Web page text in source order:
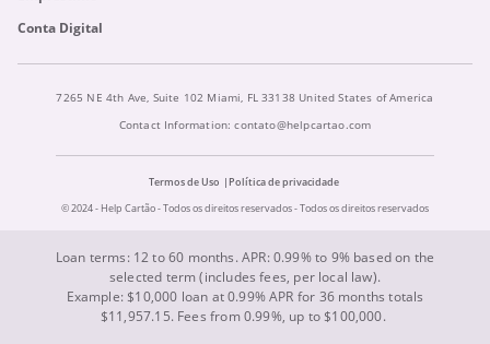
Conta Digital
7265 NE 4th Ave, Suite 102 Miami, FL 33138 United States of America
Contact Information:contato@helpcartao.com
Termos de Uso
Política de privacidade
© 2024 - Help Cartão - Todos os direitos reservados - Todos os direitos reservados
Loan terms: 12 to 60 months. APR: 0.99% to 9% based on the
selected term (includes fees, per local law).
Example: $10,000 loan at 0.99% APR for 36 months totals
$11,957.15. Fees from 0.99%, up to $100,000.